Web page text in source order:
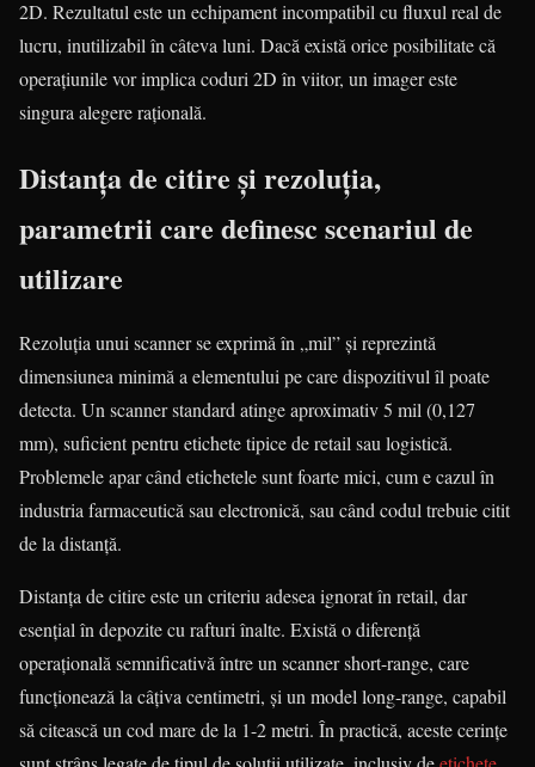
2D. Rezultatul este un echipament incompatibil cu fluxul real de
lucru, inutilizabil în câteva luni. Dacă există orice posibilitate că
operațiunile vor implica coduri 2D în viitor, un imager este
singura alegere rațională.
Distanța de citire și rezoluția,
parametrii care definesc scenariul de
utilizare
Rezoluția unui scanner se exprimă în „mil” și reprezintă
dimensiunea minimă a elementului pe care dispozitivul îl poate
detecta. Un scanner standard atinge aproximativ 5 mil (0,127
mm), suficient pentru etichete tipice de retail sau logistică.
Problemele apar când etichetele sunt foarte mici, cum e cazul în
industria farmaceutică sau electronică, sau când codul trebuie citit
de la distanță.
Distanța de citire este un criteriu adesea ignorat în retail, dar
esențial în depozite cu rafturi înalte. Există o diferență
operațională semnificativă între un scanner short-range, care
funcționează la câțiva centimetri, și un model long-range, capabil
să citească un cod mare de la 1-2 metri. În practică, aceste cerințe